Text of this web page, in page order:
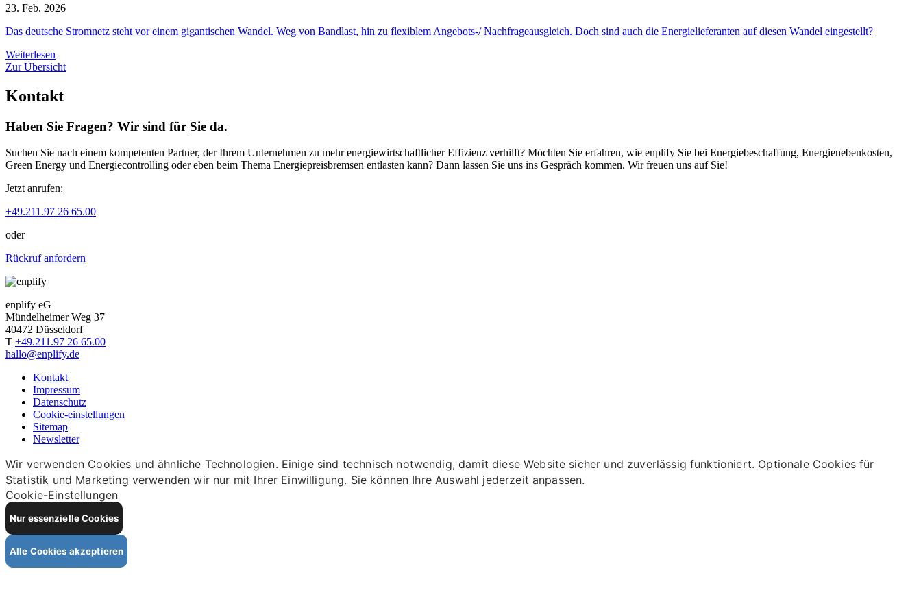
23. Feb. 2026
Das deutsche Stromnetz steht vor einem gigantischen Wandel. Weg von Bandlast, hin zu flexiblem Angebots-/ Nachfrageausgleich. Doch sind auch die Energielieferanten auf diesen Wandel eingestellt?
Weiterlesen
Zur Übersicht
Kontakt
Haben Sie Fragen? Wir sind für Sie da.
Suchen Sie nach einem kompetenten Partner, der Ihrem Unternehmen zu mehr energiewirtschaftlicher Effizienz verhilft? Möchten Sie erfahren, wie enplify Sie bei Energiebeschaffung, Energienebenkosten,
Green Energy und Energiecontrolling oder eben beim Thema Energiepreisbremsen entlasten kann? Dann lassen Sie uns ins Gespräch kommen. Wir freuen uns auf Sie!
Jetzt anrufen:
+49.211.97 26 65.00
oder
Rückruf anfordern
enplify eG
Mündelheimer Weg 37
40472 Düsseldorf
T +49.211.97 26 65.00
hallo@enplify.de
Kontakt
Impressum
Datenschutz
Cookie-einstellungen
Sitemap
Newsletter
Wir verwenden Cookies und ähnliche Technologien. Einige sind technisch notwendig, damit diese Website sicher und zuverlässig funktioniert. Optionale Cookies für
Statistik und Marketing verwenden wir nur mit Ihrer Einwilligung. Sie können Ihre Auswahl jederzeit anpassen.
Cookie-Einstellungen
Nur essenzielle Cookies
Alle Cookies akzeptieren